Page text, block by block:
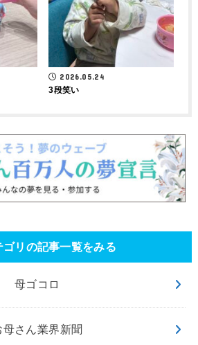
2026.05.24
3段笑い
ゴリの記事一覧をみる
母ゴコロ
母さん業界新聞